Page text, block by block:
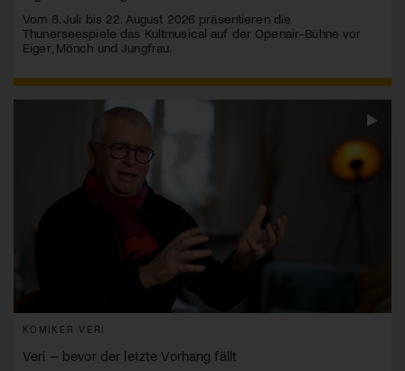
Vom 8. Juli bis 22. August 2026 präsentieren die
Thunerseespiele das Kultmusical auf der Openair-Bühne vor
Eiger, Mönch und Jungfrau.
KOMIKER VERI
Veri – bevor der letzte Vorhang fällt